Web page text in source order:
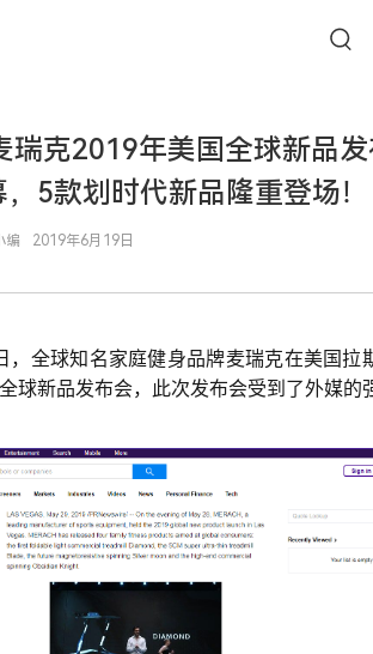
瑞克2019年美国全球新品
5款划时代新品隆重登场！
编 2019年6月19日
，全球知名家庭健身品牌麦瑞克在美国拉
球新品发布会，此次发布会受到了外媒的